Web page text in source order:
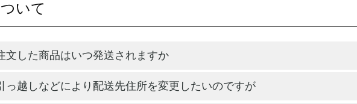
いて
文した商品はいつ発送されますか
っ越しなどにより配送先住所を変更したいのですが